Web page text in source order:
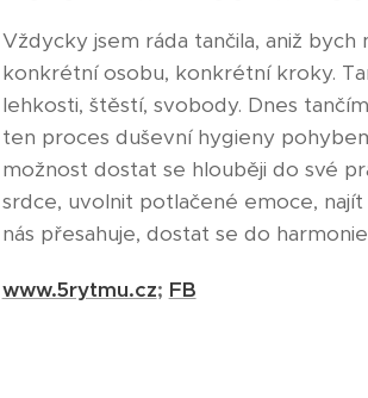
Vždycky jsem ráda tančila, aniž bych
konkrétní osobu, konkrétní kroky.
lehkosti, štěstí, svobody. Dnes
ten proces duševní hygieny
možnost dostat se hlouběji do své
srdce, uvolnit potlačené emoce,
nás přesahuje, dostat se do
www.5rytmu.cz; FB